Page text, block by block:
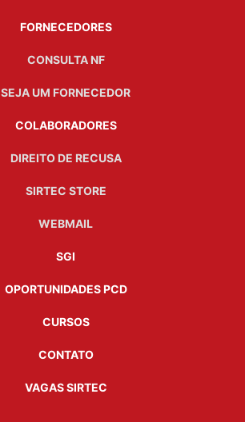
FORNECEDORES
CONSULTA NF
SEJA UM FORNECEDOR
COLABORADORES
DIREITO DE RECUSA
SIRTEC STORE
WEBMAIL
SGI
OPORTUNIDADES PCD
CURSOS
CONTATO
VAGAS SIRTEC